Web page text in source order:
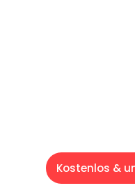
Kostenlos &